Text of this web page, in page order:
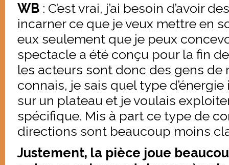
WB : C’est vrai, j’ai besoin d’avoir
incarner ce que je veux mettre en
eux seulement que je peux
spectacle a été conçu pour la fin
les acteurs sont donc des gens de
connais, je sais quel type
sur un plateau et je voulais
spécifique. Mis à part ce type de
directions sont beaucoup moins
Justement, la pièce joue